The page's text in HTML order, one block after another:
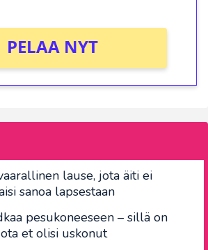
PELAA NYT
lause, jota äiti ei
sanoa lapsestaan
pesukoneeseen – sillä on
et olisi uskonut